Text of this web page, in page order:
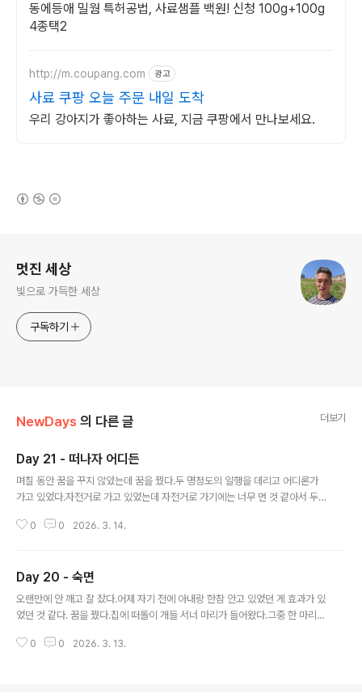
동에등애 밀웜 특허공법, 사료샘플 백원! 신청 100g+100g
4종택2
http://m.coupang.com 광고
사료 쿠팡 오늘 주문 내일 도착
우리 강아지가 좋아하는 사료, 지금 쿠팡에서 만나보세요.
멋진 세상
빛으로 가득한 세상
구독하기
NewDays 의 다른 글 더보기
Day 21 - 떠나자 어디든
며칠 동안 꿈을 꾸지 않았는데 꿈을 꿨다.두 명정도의 일행을 데리고 어디론가
가고 있었다.자전거로 가고 있었는데 자전거로 가기에는 너무 먼 것 같아서 두
에는 진료 예약이 있었다.약 용량은 한 달간 유지하기로 했다.대충 그리되리라
다.문제는 시간이었는데 병원진료를 다녀오니 시간이 촉박했다.원래는 석모도
온천에 가려고 했는데 입장 마감인 4시까지 갈 수가 없었다.일단 집에서는 나온
상태라 첫째가 급히 다른 데를 찾았다.화성에 있는 율암 온천이었다.도착해서
0 0 2026. 3. 14.
Day 20 - 숙면
오랜만에 안 깨고 잘 잤다.어제 자기 전에 아내랑 한참 안고 있었던 게 효과가 있
었던 것 같다. 꿈을 꿨다.집에 떠돌이 개들 서너 마리가 들어왔다.그중 한 마리는
요한 부분을 완성했다.평소에 먹고 있는 약을 기록하는 부분이다.얼마나 쓰일지
0 0 2026. 3. 13.